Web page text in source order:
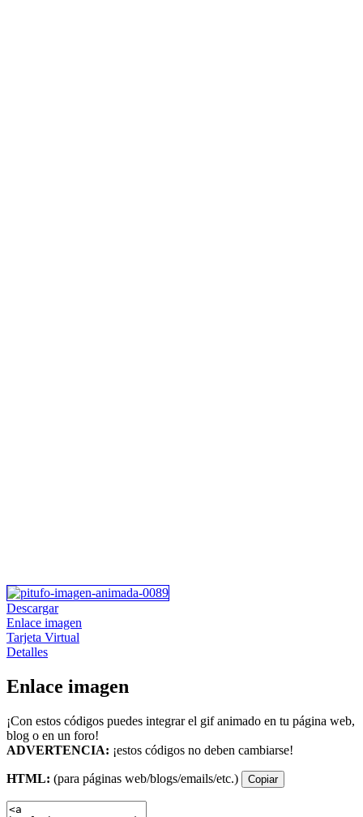
Descargar
Enlace imagen
Tarjeta Virtual
Detalles
Enlace imagen
¡Con estos códigos puedes integrar el gif animado en tu página web,
blog o en un foro!
ADVERTENCIA: ¡estos códigos no deben cambiarse!
HTML: (para páginas web/blogs/emails/etc.) Copiar